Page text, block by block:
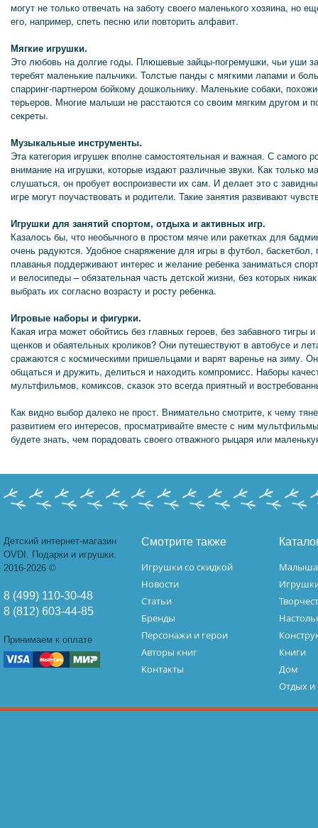
могут не только отвечать на заботу своего маленького хозяина, но
его, например, спеть песню или повторить алфавит.
Мягкие игрушки.
Это любовь на долгие годы. Плюшевые зайцы-погремушки, чьи уши
теребят маленькие пальчики. Толстые панды с мягкими лапами и
спарринг-партнером бойкому дошкольнику. Маленькие собаки,
терьеров. Многие малыши не расстаются со своим мягким другом и
секреты.
Музыкальные инструменты.
Эта категория игрушек вполне самостоятельная и важная. С самого
внимание на игрушки, которые издают различные звуки. Как только
слушаться, он пробует воспроизвести их сам. И делает это с
игре могут поучаствовать и родители. Такие занятия развивают
Игрушки для занятий спортом, отдыха и активных игр.
Казалось бы, что необычного в простом мяче или ракетках для
очень радуются. Удобное снаряжение для игры в футбол, баскетбол,
плаванья поддерживают интерес и желание ребенка заниматься
и велосипеды – обязательная часть детской жизни, без которых
выбрать их согласно возрасту и росту ребенка.
Игровые наборы и фигурки.
Какая игра может обойтись без главных героев, без забавного тигры
щенков и обаятельных кроликов? Они путешествуют в автобусе и
сражаются с космическими пришельцами и варят варенье на зиму.
общаться и дружить, делиться и находить компромисс. Наборы
мультфильмов, комиксов, сказок это всегда приятный и
Как видно выбор далеко не прост. Внимательно смотрите, к чему
развитием его интересов, просматривайте вместе с ним
будете знать, чем порадовать своего отважного рыцаря или
Детский интернет-магазин
OVDI. Подарки и игрушки.
2016-2026 ©
8 (499) 110-30-48
8 (812) 603-44-85
Принимаем к оплате
Смотрите также
Игрушки со скидкой
Новости
Статьи
Бренды
Персонажи и герои
Авторы книг
Контакты
Книги
Дом
Отдых и